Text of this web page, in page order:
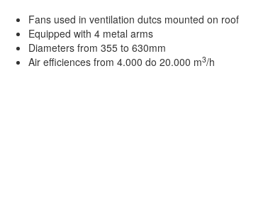
Fans used in ventilation dutcs mounted on roof
Equipped with 4 metal arms
Diameters from 355 to 630mm
Air efficiences from 4.000 do 20.000 m3/h